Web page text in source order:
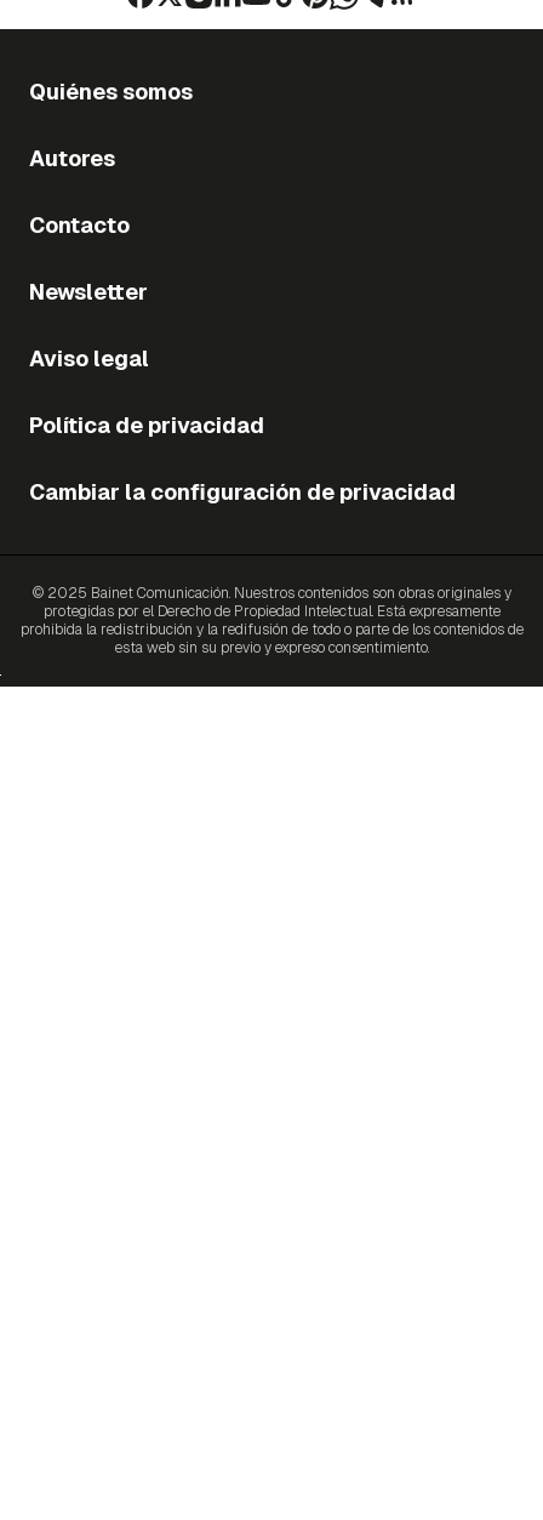
Quiénes somos
Autores
Contacto
Newsletter
Aviso legal
Política de privacidad
Cambiar la configuración de privacidad
© 2025 Bainet Comunicación. Nuestros contenidos son obras originales y
protegidas por el Derecho de Propiedad Intelectual. Está expresamente
prohibida la redistribución y la redifusión de todo o parte de los contenidos de
esta web sin su previo y expreso consentimiento.